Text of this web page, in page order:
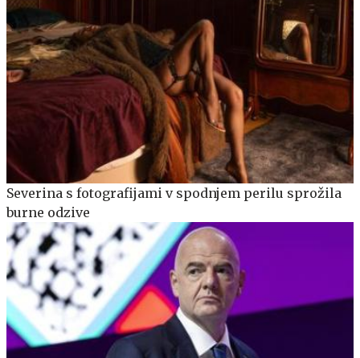
Severina s fotografijami v spodnjem perilu sprožila
burne odzive